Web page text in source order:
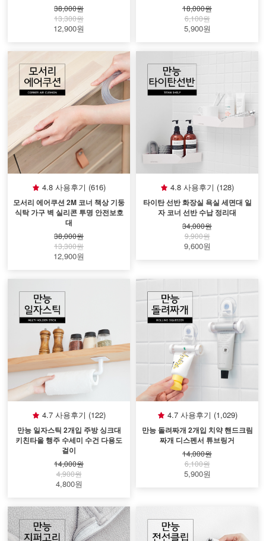
38,000원
13,300원
12,900원
18,000원
6,100원
5,900원
4.8 사용후기 (616)
모서리 에어쿠션 2M 코너 책상 기둥
식탁 가구 벽 실리콘 투명 안전보호
대
38,000원
13,300원
12,900원
4.8 사용후기 (128)
타이탄 선반 화장실 욕실 세면대 일
자 코너 선반 수납 정리대
34,000원
9,900원
9,600원
4.7 사용후기 (122)
만능 일자스틱 2개입 주방 싱크대
키친타올 행주 수세미 수건 다용도
걸이
14,000원
4,900원
4,800원
4.7 사용후기 (1,029)
만능 돌려짜개 2개입 치약 핸드크림
짜개 디스펜서 튜브링거
14,000원
6,100원
5,900원